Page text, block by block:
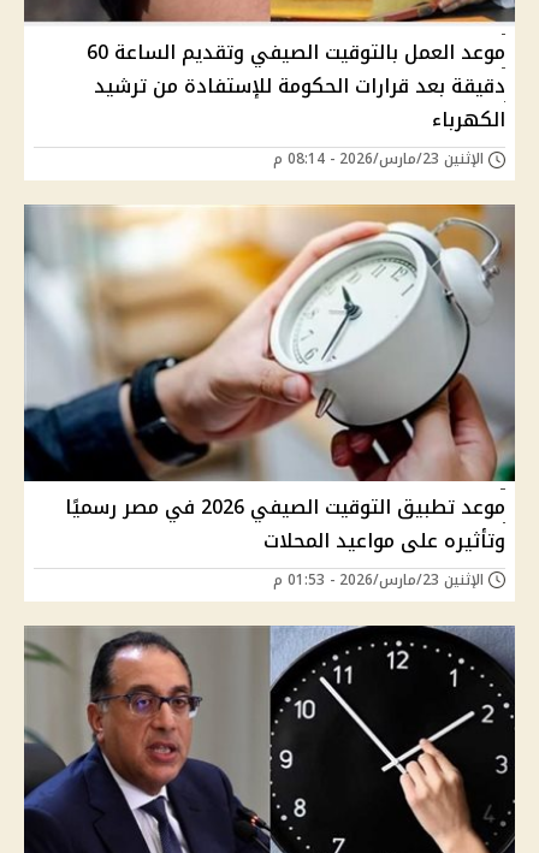
موعد العمل بالتوقيت الصيفي وتقديم الساعة 60
دقيقة بعد قرارات الحكومة للإستفادة من ترشيد
الكهرباء
الإثنين 23/مارس/2026 - 08:14 م
موعد تطبيق التوقيت الصيفي 2026 في مصر رسميًا
وتأثيره على مواعيد المحلات
الإثنين 23/مارس/2026 - 01:53 م